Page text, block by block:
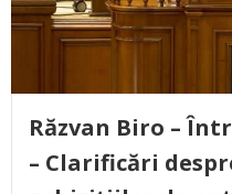
Răzvan Biro –
– Clarificări